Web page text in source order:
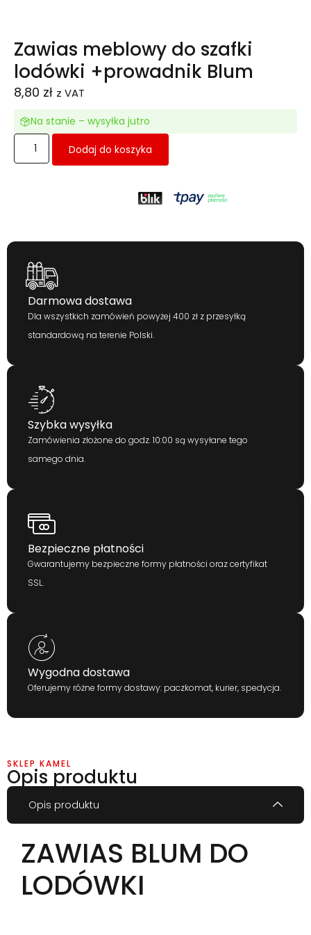
Zawias meblowy do szafki
lodówki +prowadnik Blum
8,80 zł z VAT
Na stanie – wysyłka jutro
Dodaj do koszyka
Darmowa dostawa
Dla wszystkich zamówień powyżej 400 zł z przesyłką
standardową na terenie Polski.
Szybka wysyłka
Zamówienia złożone do godz. 10:00 są wysyłane tego
samego dnia.
Bezpieczne płatności
Gwarantujemy bezpieczne formy płatności oraz certyfikat
SSL.
Wygodna dostawa
Oferujemy różne formy dostawy: paczkomat, kurier, spedycja.
SKLEP KAMEL
Opis produktu
Opis produktu
ZAWIAS BLUM DO
LODÓWKI